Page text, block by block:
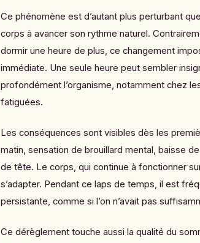
Ce phénomène est d’autant plus perturbant
corps à avancer son rythme naturel.
dormir une heure de plus, ce changement
immédiate. Une seule heure peut sembler
profondément l’organisme, notamment chez
fatiguées.
Les conséquences sont visibles dès les
matin, sensation de brouillard mental, baisse
de tête. Le corps, qui continue à fonctionner
s’adapter. Pendant ce laps de temps, il est
persistante, comme si l’on n’avait pas
Ce dérèglement touche aussi la qualité du